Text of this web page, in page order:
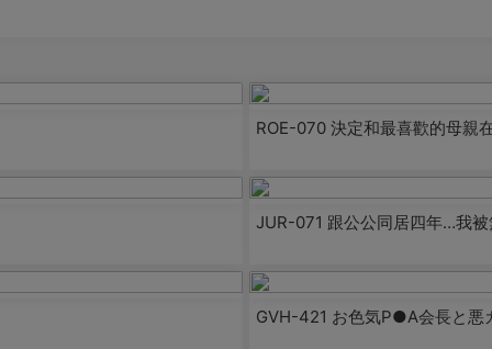
ROE-070 決定和最喜歡的母親
JUR-071 跟公公同居四年…我
GVH-421 お色気P●A会長と悪